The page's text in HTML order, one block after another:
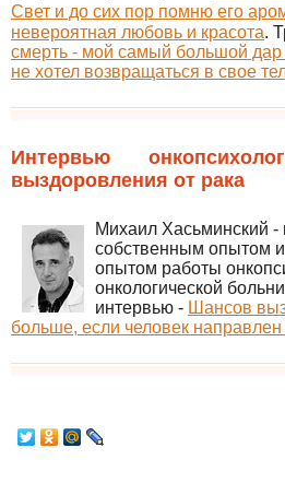
Свет и до сих пор помню его
невероятная любовь и красота.
смерть - мой самый большой дар
не хотел возвращаться в свое
Интервью
выздоровления от рака
Михаил Хасьминский -
собственным опытом
опытом работы
онкологической
интервью - Шансов
больше, если человек направлен